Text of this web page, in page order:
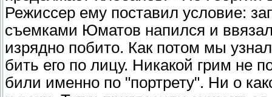
Режиссер ему поставил условие:
съемками Юматов напился и
изрядно побито. Как потом мы
бить его по лицу. Никакой грим не
били именно по "портрету". Ни о